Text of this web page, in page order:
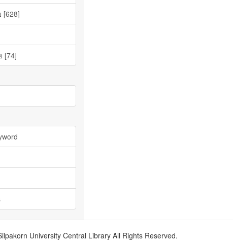
[628]
[74]
University Central Library All Rights Reserved.